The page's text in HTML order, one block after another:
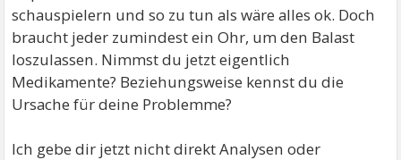
schauspielern und so zu tun als wäre alles ok. Doch
braucht jeder zumindest ein Ohr, um den Balast
loszulassen. Nimmst du jetzt eigentlich
Medikamente? Beziehungsweise kennst du die
Ursache für deine Problemme?
Ich gebe dir jetzt nicht direkt Analysen oder